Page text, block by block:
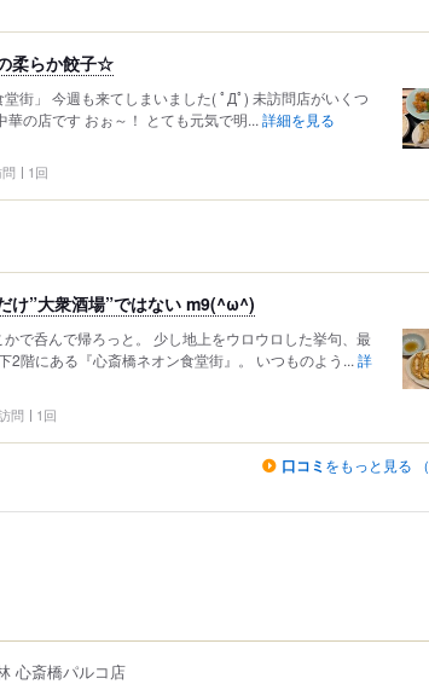
柔らか餃子☆
街」 今週も来てしまいました( ﾟДﾟ) 未訪問店がいくつ
の店です おぉ～！ とても元気で明... 詳細を見る
1回
け”大衆酒場”ではない m9(^ω^)
で呑んで帰ろっと。 少し地上をウロウロした挙句、最
2階にある『心斎橋ネオン食堂街』。 いつものよう... 詳
問 1回
口コミ をもっと見る （
心斎橋パルコ店